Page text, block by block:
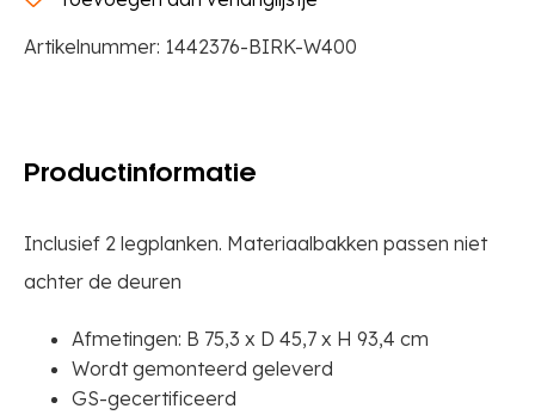
93,4
Artikelnummer: 1442376-BIRK-W400
Productinformatie
Inclusief 2 legplanken. Materiaalbakken passen niet
achter de deuren
Afmetingen: B 75,3 x D 45,7 x H 93,4 cm
Wordt gemonteerd geleverd
GS-gecertificeerd